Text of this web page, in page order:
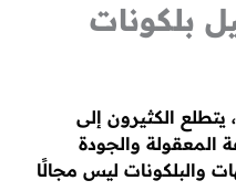
بلكونات
الكثيرون إلى
المعقولة والجودة
والبلكونات ليس مجالًا